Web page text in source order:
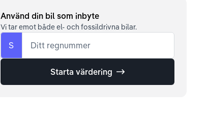
Använd din bil som inbyte
Vi tar emot både el- och fossildrivna bilar.
S Ditt regnummer
Starta värdering